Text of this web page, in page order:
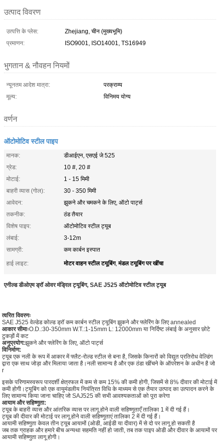
उत्पाद विवरण
उत्पत्ति के प्लेस:
Zhejiang, चीन (मुख्यभूमि)
प्रमाणन:
ISO9001, ISO14001, TS16949
भुगतान & नौवहन नियमों
न्यूनतम आदेश मात्रा:
परक्राम्य
मूल्य:
विनिमय योग्य
वर्णन
ऑटोमोटिव स्टील पाइप
मानक:
डीआईएन, एसएई जे 525
ग्रेड:
10 #, 20 #
मोटाई:
1 - 15 मिमी
बाहरी व्यास (गोल):
30 - 350 मिमी
आवेदन:
झुकने और चमकने के लिए, ऑटो पार्ट्स
तकनीक:
ठंड तैयार
विशेष पाइप:
ऑटोमोटिव स्टील ट्यूब
लंबाई:
3-12m
सामग्री:
कम कार्बन इस्पात
हाई लाइट:
मोटर वाहन स्टील टयूबिंग,मंडल टयूबिंग पर खींचा
एनील्ड डीओएम ड्रॉ ओवर मंड्रिल ट्यूबिंग, SAE J525 ऑटोमोटिव स्टील ट्यूब
त्वरित विवरणः
SAE J525 वेल्डेड कोल्ड ड्रॉ कम कार्बन स्टील ट्यूबिंग झुकने और फ्लेरिंग के लिए annealed
आकार सीमाःO.D.:30-350mm W.T.:1-15mm L: 12000mm या निर्दिष्ट लंबाई के अनुसार छोटे
टुकड़ों में कट
अनुप्रयोग:झुकने और फ्लेरिंग के लिए, ऑटो पार्ट्स
विनिर्माण:
ट्यूब एक नली के रूप में आकार में फ्लैट-रोल्ड स्टील से बना है, जिसके किनारों को विद्युत प्रतिरोध वेल्डिंग
द्वारा एक साथ जोड़ा और मिलाया जाता है।नली सामान्य है और एक ठंडा खींचने के ऑपरेशन के अधीन है जो
r
इसके परिणामस्वरूप पारदर्शी क्षेत्रफल में कम से कम 15% की कमी होगी, जिसमें से 8% दीवार की मोटाई में
कमी होगी।ट्यूबिंग को एक वायुमंडलीय नियंत्रित विधि के माध्यम से एक तैयार उत्पाद का उत्पादन करने के
लिए सामान्य किया जाना चाहिए जो SAJ525 की सभी आवश्यकताओं को पूरा करेगा
आयाम और सहिष्णुता:
ट्यूब के बाहरी व्यास और आंतरिक व्यास पर लागू होने वाली सहिष्णुताएँ तालिका 1 में दी गई हैं।
ट्यूब की दीवार की मोटाई पर लागू होने वाली सहिष्णुताएं तालिका 2 में दी गई हैं।
आयामी सहिष्णुता केवल तीन ट्यूब आयामों (ओडी, आईडी या दीवार) में से दो पर लागू हो सकती है
जब तक ग्राहक और हमारे बीच अन्यथा सहमति नहीं हो जाती, तब तक पाइप ओडी और दीवार के आयामों पर
आयामी सहिष्णुता लागू होगी।